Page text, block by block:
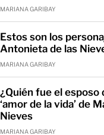
MARIANA GARIBAY
Estos son los
Antonieta de las
MARIANA GARIBAY
¿Quién fue el esposo
‘amor de la vida’ de
Nieves
MARIANA GARIBAY